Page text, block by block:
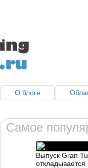
О блоге
Самое
Выпуск Gran
откладывается